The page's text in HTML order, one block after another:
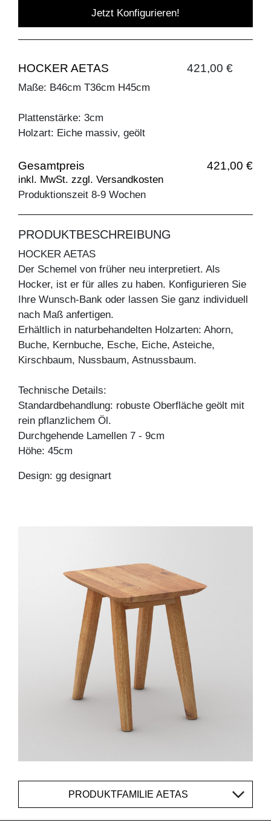
Jetzt Konfigurieren!
HOCKER AETAS 421,00 €
Maße: B46cm T36cm H45cm
Plattenstärke: 3cm
Holzart: Eiche massiv, geölt
Gesamtpreis 421,00 €
inkl. MwSt. zzgl. Versandkosten
Produktionszeit 8-9 Wochen
PRODUKTBESCHREIBUNG
HOCKER AETAS
Der Schemel von früher neu interpretiert. Als
Hocker, ist er für alles zu haben. Konfigurieren Sie
Ihre Wunsch-Bank oder lassen Sie ganz individuell
nach Maß anfertigen.
Erhältlich in naturbehandelten Holzarten: Ahorn,
Buche, Kernbuche, Esche, Eiche, Asteiche,
Kirschbaum, Nussbaum, Astnussbaum.
Technische Details:
Standardbehandlung: robuste Oberfläche geölt mit
rein pflanzlichem Öl.
Durchgehende Lamellen 7 - 9cm
Höhe: 45cm
Design: gg designart
PRODUKTFAMILIE AETAS